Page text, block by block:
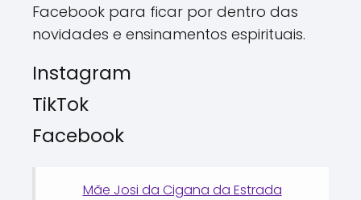
Facebook para ficar por dentro das
novidades e ensinamentos espirituais.
Instagram
TikTok
Facebook
Mãe Josi da Cigana da Estrada